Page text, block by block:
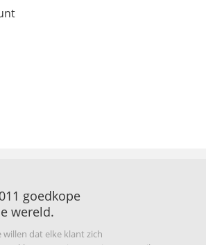
goedkope
wereld.
dat elke klant zich